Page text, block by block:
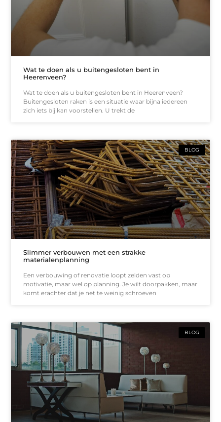
Wat te doen als u buitengesloten bent in
Heerenveen?
Wat te doen als u buitengesloten bent in Heerenveen?
Buitengesloten raken is een situatie waar bijna iedereen
zich iets bij kan voorstellen. U trekt de
BLOG
Slimmer verbouwen met een strakke
materialenplanning
Een verbouwing of renovatie loopt zelden vast op
motivatie, maar wel op planning. Je wilt doorpakken, maar
komt erachter dat je net te weinig schroeven
BLOG